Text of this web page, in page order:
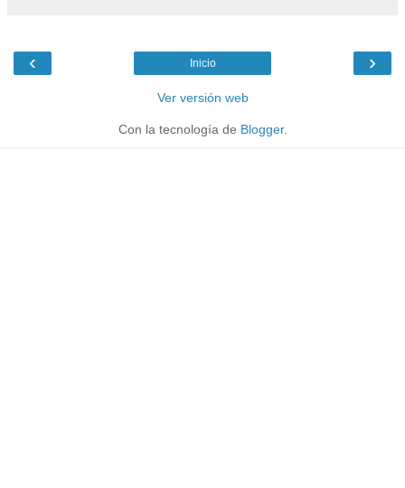
‹ ›
Inicio
Ver versión web
Con la tecnología de Blogger.